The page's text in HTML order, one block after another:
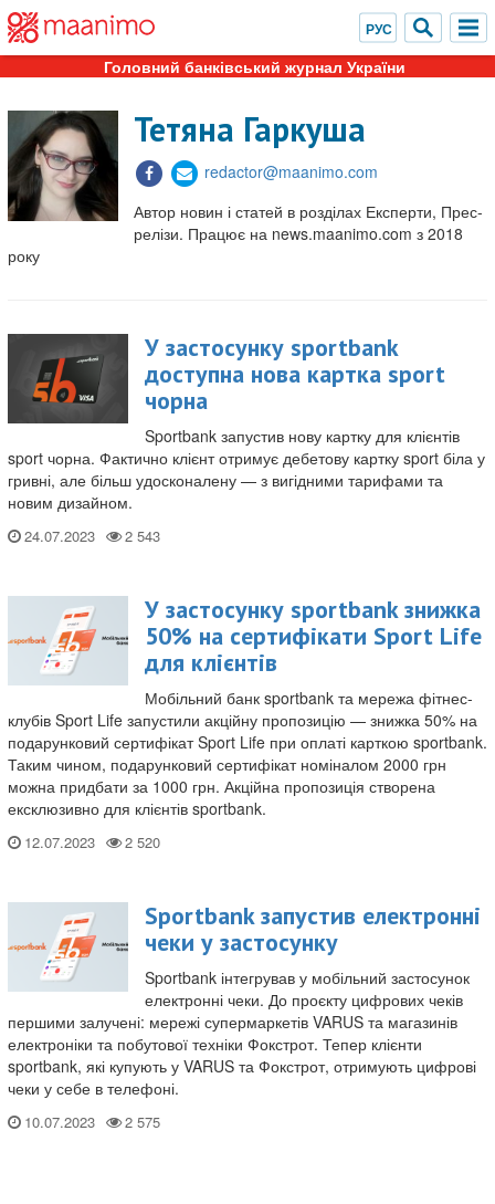
Головний банківський журнал України
Тетяна Гаркуша
redactor@maanimo.com
Автор новин і статей в розділах Експерти, Прес-
релізи. Працює на news.maanimo.com з 2018
року
У застосунку sportbank
доступна нова картка sport
чорна
Sportbank запустив нову картку для клієнтів
sport чорна. Фактично клієнт отримує дебетову картку sport біла у
гривні, але більш удосконалену — з вигідними тарифами та
новим дизайном.
24.07.2023
У застосунку sportbank знижка
50% на сертифікати Sport Life
для клієнтів
Мобільний банк sportbank та мережа фітнес-
клубів Sport Life запустили акційну пропозицію — знижка 50% на
подарунковий сертифікат Sport Life при оплаті карткою sportbank.
Таким чином, подарунковий сертифікат номіналом 2000 грн
можна придбати за 1000 грн. Акційна пропозиція створена
ексклюзивно для клієнтів sportbank.
12.07.2023
Sportbank запустив електронні
чеки у застосунку
Sportbank інтегрував у мобільний застосунок
електронні чеки. До проєкту цифрових чеків
першими залучені: мережі супермаркетів VARUS та магазинів
електроніки та побутової техніки Фокстрот. Тепер клієнти
sportbank, які купують у VARUS та Фокстрот, отримують цифрові
чеки у себе в телефоні.
10.07.2023